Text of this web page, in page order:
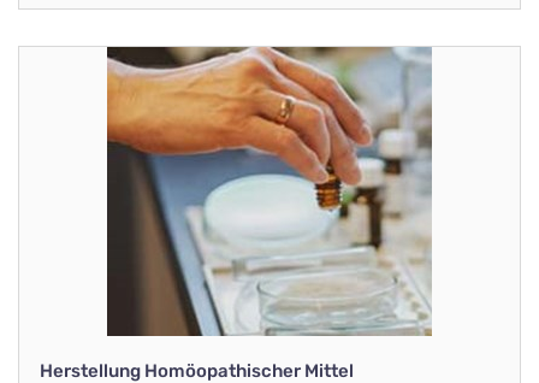
Herstellung Homöopathischer Mittel